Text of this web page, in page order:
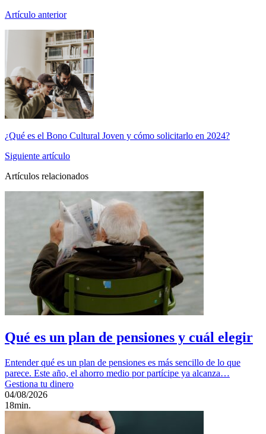
Artículo anterior
¿Qué es el Bono Cultural Joven y cómo solicitarlo en 2024?
Siguiente artículo
Artículos relacionados
Qué es un plan de pensiones y cuál elegir
Entender qué es un plan de pensiones es más sencillo de lo que
parece. Este año, el ahorro medio por partícipe ya alcanza…
Gestiona tu dinero
04/08/2026
18min.